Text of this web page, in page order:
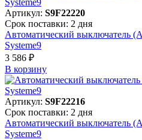
Артикул: S9F22220
Срок поставки: 2 дня
Автоматический выключатель
Systeme9
3 586 ₽
В корзинy
Артикул: S9F22216
Срок поставки: 2 дня
Автоматический выключатель
Systeme9